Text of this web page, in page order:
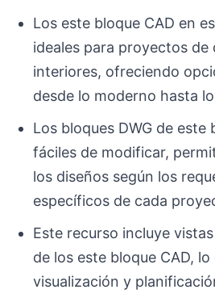
Los este bloque CAD en
ideales para proyectos de
interiores, ofreciendo
desde lo moderno hasta
Los bloques DWG de este
fáciles de modificar,
los diseños según los
específicos de cada
Este recurso incluye
de los este bloque CAD,
visualización y